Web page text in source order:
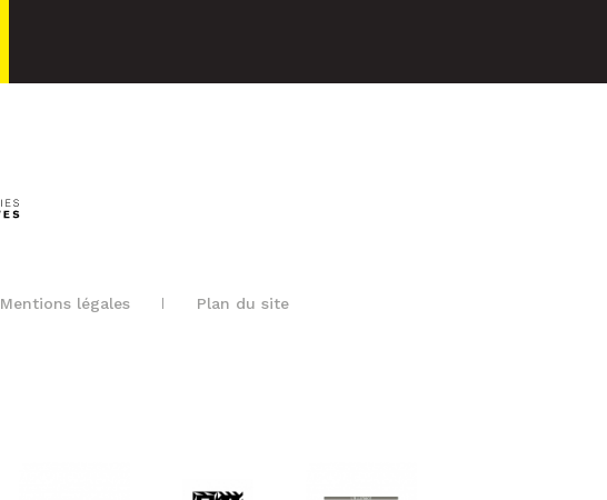
Mentions légales Plan du site